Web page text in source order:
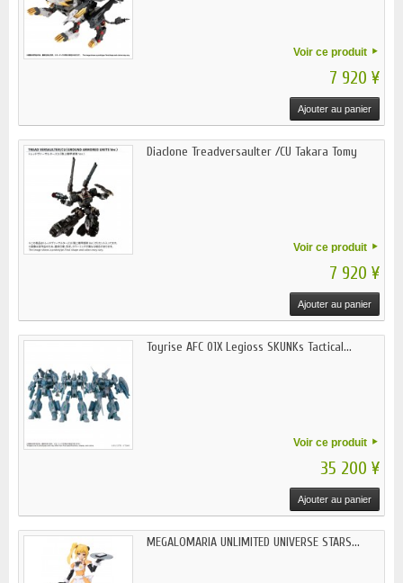
Voir ce produit
7 920 ¥
Ajouter au panier
Diaclone Treadversaulter /CU Takara Tomy
Voir ce produit
7 920 ¥
Ajouter au panier
Toyrise AFC 01X Legioss SKUNKs Tactical...
Voir ce produit
35 200 ¥
Ajouter au panier
MEGALOMARIA UNLIMITED UNIVERSE STARS...